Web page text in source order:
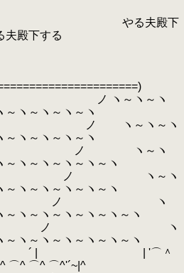
殿下
夫殿下する
ヽ～ヽ
～ヽ～ヽ～ヽ～ヽ
ヽ～ヽ
～ヽ～ヽ～ヽ～ヽ
～ヽ
～ヽ～ヽ～ヽ～ヽ～ヽ
～ヽ
～ヽ～ヽ～ヽ～ヽ～ヽ
ヽ
～ヽ～ヽ～ヽ～ヽ～ヽ～ヽ
ヽ
～ヽ～ヽ～ヽ～ヽ～ヽ～ヽ
'⌒＾
⌒^ ⌒^'´~|^